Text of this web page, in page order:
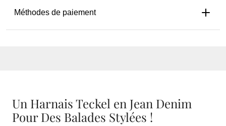
Méthodes de paiement
Un Harnais Teckel en Jean Denim
Pour Des Balades Stylées !